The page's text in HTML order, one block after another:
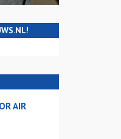
AIR